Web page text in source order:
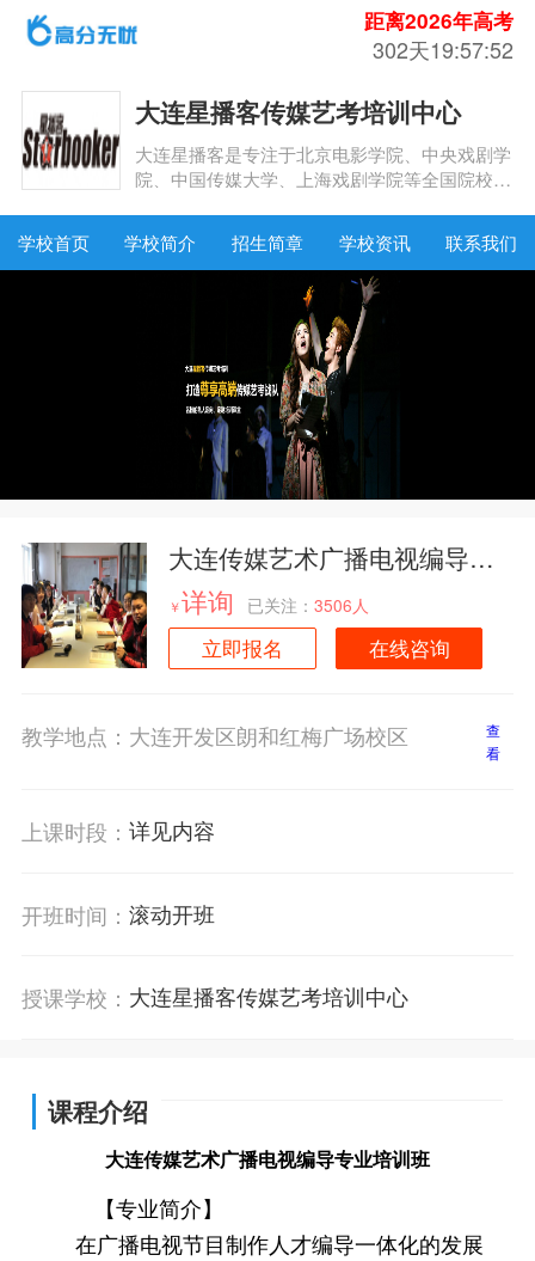
距离2026年高考
302天19:57:51
大连星播客传媒艺考培训中心
大连星播客是专注于北京电影学院、中央戏剧学
院、中国传媒大学、上海戏剧学院等全国院校的
传媒，打造艺考行业的标杆！
学校首页 学校简介 招生简章 学校资讯 联系我们
大连传媒艺术广播电视编导专
业培训班
￥详询 已关注： 3506人
立即报名 在线咨询
教学地点： 大连开发区朗和红梅广场校区
查
看
上课时段： 详见内容
开班时间： 滚动开班
授课学校： 大连星播客传媒艺考培训中心
课程介绍
大连传媒艺术广播电视编导专业培训班
【专业简介】
在广播电视节目制作人才编导一体化的发展